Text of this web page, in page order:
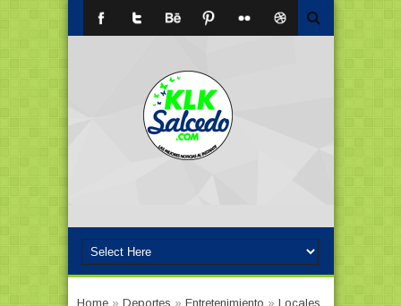
Home» Deportes » Entretenimiento » Locales